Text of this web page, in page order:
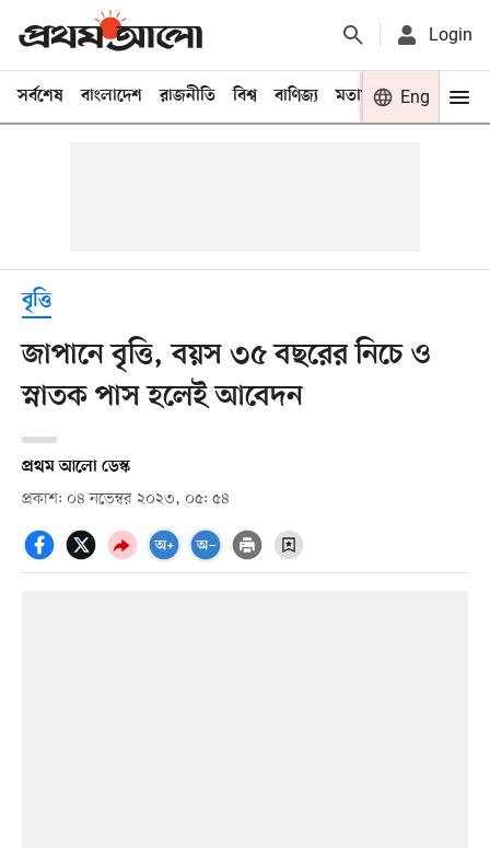
Login
সর্বশেষ বাংলাদেশ রাজনীতি বিশ্ব বাণিজ্য মতামত খেলা
Eng
বৃত্তি
জাপানে বৃত্তি, বয়স ৩৫ বছরের নিচে ও
স্নাতক পাস হলেই আবেদন
প্রথম আলো ডেস্ক
প্রকাশ: ০৪ নভেম্বর ২০২৩, ০৫: ৫৪